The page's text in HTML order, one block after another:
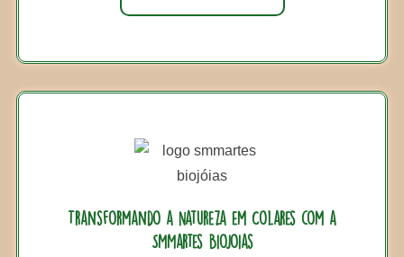
Transformando a Natureza em Colares com a
SMMartes Biojoias